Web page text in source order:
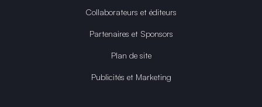
Collaborateurs et éditeurs
Partenaires et Sponsors
Plan de site
Publicités et Marketing